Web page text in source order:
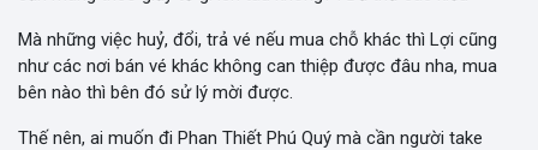
Mà những việc huỷ, đổi, trả vé nếu mua chỗ khác thì Lợi cũng
như các nơi bán vé khác không can thiệp được đâu nha, mua
bên nào thì bên đó sử lý mời được.
Thế nên, ai muốn đi Phan Thiết Phú Quý mà cần người take